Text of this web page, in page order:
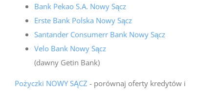
Bank Pekao S.A. Nowy Sącz
Erste Bank Polska Nowy Sącz
Santander Consumerr Bank Nowy Sącz
Velo Bank Nowy Sącz
(dawny Getin Bank)
Pożyczki NOWY SĄCZ - porównaj oferty kredytów i